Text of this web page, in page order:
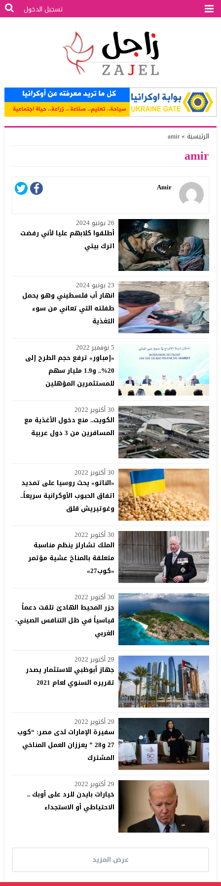
تسجيل الدخول
الرئيسية »
amir
amir
Amir
26 يونيو 2024
أطلقوا كلابهم عليا لأني رفضت
اترك بيتي
23 يونيو 2024
انهار أب فلسطيني وهو يحمل
طفلته التي تعاني من سوء
التغذية
5 نوفمبر 2022
«إمباور» ترفع حجم الطرح إلى
20%.. و1.9 مليار سهم
للمستثمرين المؤهلين
30 أكتوبر 2022
الكويت.. منع دخول الأغذية مع
المسافرين من 3 دول عربية
30 أكتوبر 2022
«الناتو» يحث روسيا على تمديد
اتفاق الحبوب الأوكرانية سريعاً..
وغوتيريش قلق
30 أكتوبر 2022
الملك تشارلز ينظم مناسبة
متعلقة بالمناخ عشية مؤتمر
«كوب27»
30 أكتوبر 2022
جزر المحيط الهادئ تلقت دعماً
قياسياً في ظل التنافس الصيني-
الغربي
29 أكتوبر 2022
جهاز أبوظبي للاستثمار يصدر
تقريره السنوي لعام 2021
29 أكتوبر 2022
سفيرة الإمارات لدى مصر: “كوب
27 و28 ” يعززان العمل المناخي
المشترك
29 أكتوبر 2022
خيارات بايدن للرد على أوبك ..
الاحتياطي أو الاستجداء
عرض المزيد